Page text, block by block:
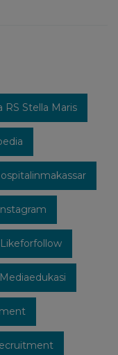
RS Stella Maris
Likeforfollow
Mediaedukasi